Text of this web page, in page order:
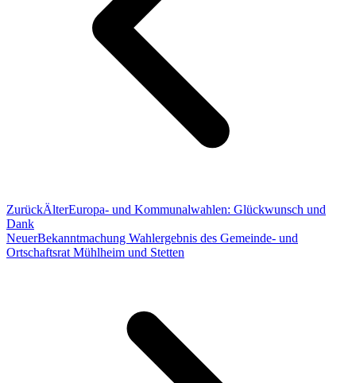
ZurückÄlterEuropa- und Kommunalwahlen: Glückwunsch und
Dank
NeuerBekanntmachung Wahlergebnis des Gemeinde- und
Ortschaftsrat Mühlheim und Stetten